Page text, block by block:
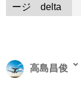
ージ
高島昌俊